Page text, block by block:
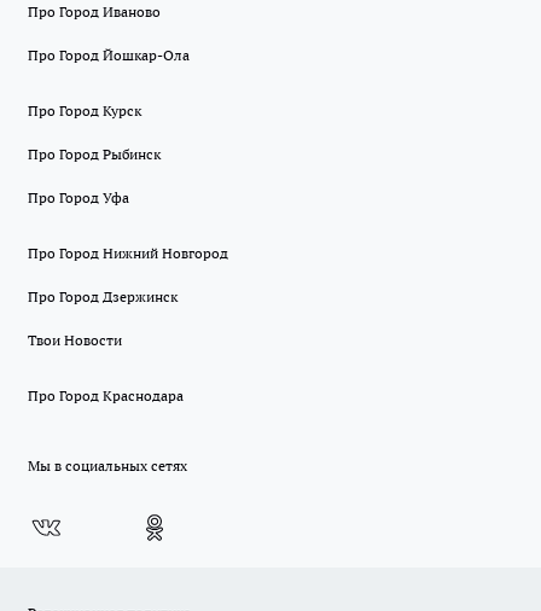
Про Город Иваново
Про Город Йошкар-Ола
Про Город Курск
Про Город Рыбинск
Про Город Уфа
Про Город Нижний Новгород
Про Город Дзержинск
Твои Новости
Про Город Краснодара
Мы в социальных сетях